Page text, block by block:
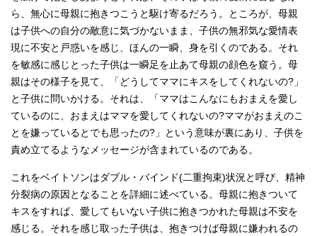
ら、無心に母親に抱きつこうと駆け寄るだろう。ところが、母親
は子供への自分の敵意に気づかないまま、子供の無邪気な愛情表
現に不安と戸惑いを感じ、ほんの一瞬、身を引くのである。それ
を敏感に感じとった子供は一瞬足を止あて母親の顔色を窺う。母
親はその様子を見て、「どうしてママにキスをしてくれないの?」
と子供に問いかける。それは、「ママはこんなにもおまえを愛し
ているのに、おまえはママを愛してくれないの?ママがおまえのこ
とを嫌っているとでも思ったの?」という意味が裏にあり、子供を
責め立てるようなメッセージが含まれているのである。
これをベイトソンはダブル・バインド(二重拘束)状況と呼び、精神
分裂病の原因となることを詳細に述べている。母親に抱きついて
キスをすれば、愛してもいない子供に抱きつかれた母親は不安を
感じる。それを感じ取った子供は、抱きつけば母親に嫌われるの